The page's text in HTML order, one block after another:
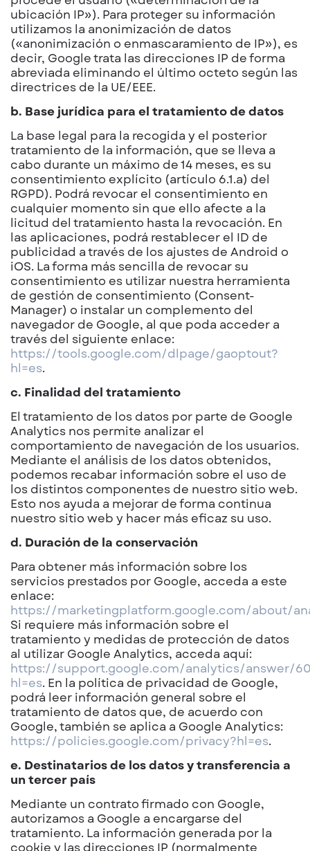
ubicación IP»). Para proteger su información
utilizamos la anonimización de datos
(«anonimización o enmascaramiento de IP»), es
decir, Google trata las direcciones IP de forma
abreviada eliminando el último octeto según las
directrices de la UE/EEE.
b. Base jurídica para el tratamiento de datos
La base legal para la recogida y el posterior
tratamiento de la información, que se lleva a
cabo durante un máximo de 14 meses, es su
consentimiento explícito (artículo 6.1.a) del
RGPD). Podrá revocar el consentimiento en
cualquier momento sin que ello afecte a la
licitud del tratamiento hasta la revocación. En
las aplicaciones, podrá restablecer el ID de
publicidad a través de los ajustes de Android o
iOS. La forma más sencilla de revocar su
consentimiento es utilizar nuestra herramienta
de gestión de consentimiento (Consent-
Manager) o instalar un complemento del
navegador de Google, al que poda acceder a
través del siguiente enlace:
https://tools.google.com/dlpage/gaoptout?
hl=es.
c. Finalidad del tratamiento
El tratamiento de los datos por parte de Google
Analytics nos permite analizar el
comportamiento de navegación de los usuarios.
Mediante el análisis de los datos obtenidos,
podemos recabar información sobre el uso de
los distintos componentes de nuestro sitio web.
Esto nos ayuda a mejorar de forma continua
nuestro sitio web y hacer más eficaz su uso.
d. Duración de la conservación
Para obtener más información sobre los
servicios prestados por Google, acceda a este
enlace:
https://marketingplatform.google.com/about/
Si requiere más información sobre el
tratamiento y medidas de protección de datos
al utilizar Google Analytics, acceda aquí:
https://support.google.com/analytics/answer/
hl=es. En la política de privacidad de Google,
podrá leer información general sobre el
tratamiento de datos que, de acuerdo con
Google, también se aplica a Google Analytics:
https://policies.google.com/privacy?hl=es.
e. Destinatarios de los datos y transferencia a
un tercer país
Mediante un contrato firmado con Google,
autorizamos a Google a encargarse del
tratamiento. La información generada por la